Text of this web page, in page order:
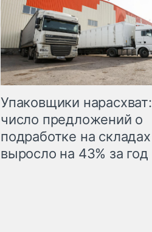
Упаковщики нарасхват:
число предложений о
подработке на складах
выросло на 43% за год